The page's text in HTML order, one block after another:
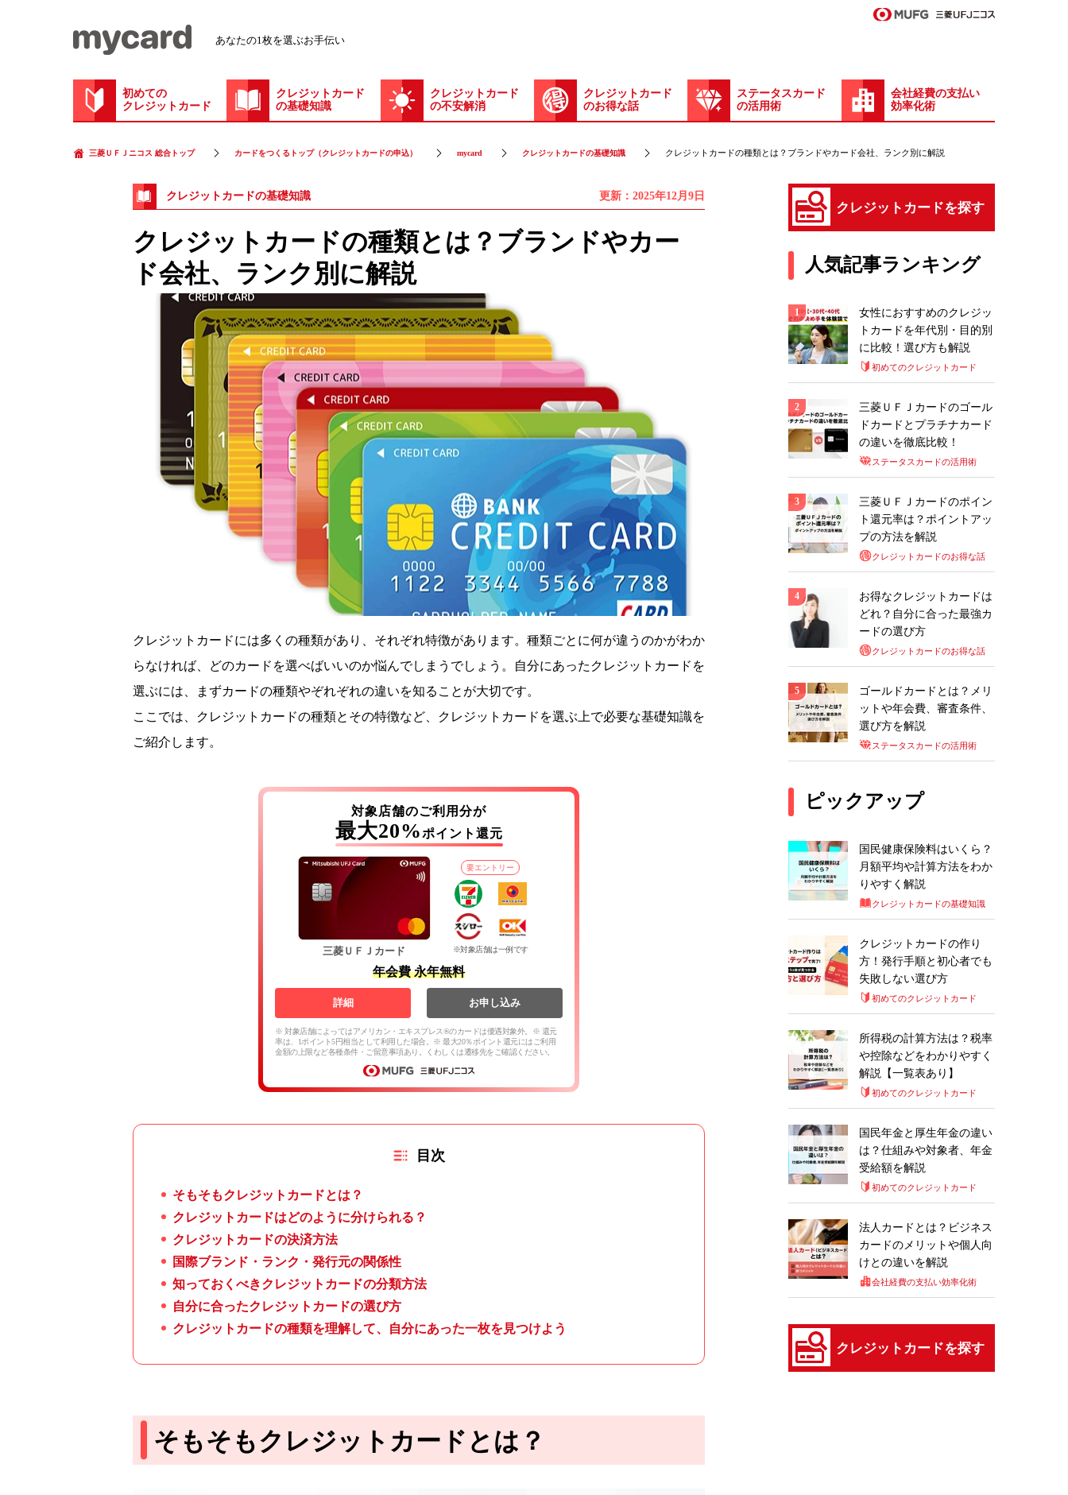
あなたの1枚を選ぶお手伝い
初めての
クレジットカード
クレジットカード
の基礎知識
クレジットカード
の不安解消
クレジットカード
のお得な話
ステータスカード
の活用術
会社経費の支払い
効率化術
三菱ＵＦＪニコス 総合トップ カードをつくるトップ（クレジットカードの申込） mycard クレジットカードの基礎知識 クレジットカードの種類とは？ブランドやカード会社、ランク別に解説
クレジットカードの基礎知識 更新：2025年12月9日
クレジットカードの種類とは？ブランドやカー
ド会社、ランク別に解説
クレジットカードには多くの種類があり、それぞれ特徴があります。種類ごとに何が違うのかがわか
らなければ、どのカードを選べばいいのか悩んでしまうでしょう。自分にあったクレジットカードを
選ぶには、まずカードの種類やぞれぞれの違いを知ることが大切です。
ここでは、クレジットカードの種類とその特徴など、クレジットカードを選ぶ上で必要な基礎知識を
ご紹介します。
対象店舗のご利用分が
最大20%ポイント還元
三菱ＵＦＪカード
要エントリー
※対象店舗は一例です
年会費 永年無料
詳細 お申し込み
※ 対象店舗によってはアメリカン・エキスプレス®のカードは優遇対象外。※ 還元
率は、1ポイント5円相当として利用した場合。※ 最大20％ポイント還元にはご利用
金額の上限など各種条件・ご留意事項あり。くわしくは遷移先をご確認ください。
目次
そもそもクレジットカードとは？
クレジットカードはどのように分けられる？
クレジットカードの決済方法
国際ブランド・ランク・発行元の関係性
知っておくべきクレジットカードの分類方法
自分に合ったクレジットカードの選び方
クレジットカードの種類を理解して、自分にあった一枚を見つけよう
そもそもクレジットカードとは？
クレジットカードを探す
人気記事ランキング
女性におすすめのクレジッ
トカードを年代別・目的別
に比較！選び方も解説
初めてのクレジットカード
三菱ＵＦＪカードのゴール
ドカードとプラチナカード
の違いを徹底比較！
ステータスカードの活用術
三菱ＵＦＪカードのポイン
ト還元率は？ポイントアッ
プの方法を解説
クレジットカードのお得な話
お得なクレジットカードは
どれ？自分に合った最強カ
ードの選び方
クレジットカードのお得な話
ゴールドカードとは？メリ
ットや年会費、審査条件、
選び方を解説
ステータスカードの活用術
ピックアップ
国民健康保険料はいくら？
月額平均や計算方法をわか
りやすく解説
クレジットカードの基礎知識
クレジットカードの作り
方！発行手順と初心者でも
失敗しない選び方
初めてのクレジットカード
所得税の計算方法は？税率
や控除などをわかりやすく
解説【一覧表あり】
初めてのクレジットカード
国民年金と厚生年金の違い
は？仕組みや対象者、年金
受給額を解説
初めてのクレジットカード
法人カードとは？ビジネス
カードのメリットや個人向
けとの違いを解説
会社経費の支払い効率化術
クレジットカードを探す